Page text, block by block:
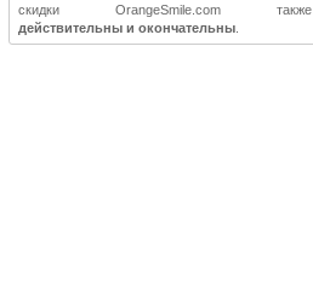
скидки OrangeSmile.com также
действительны и окончательны